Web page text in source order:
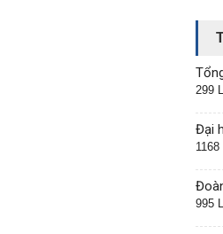
299
Đại
995